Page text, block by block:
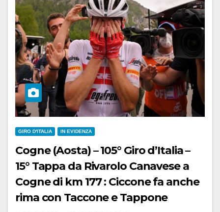
GIRO D'ITALIA IN EVIDENZA
Cogne (Aosta) – 105° Giro d’Italia –
15° Tappa da Rivarolo Canavese a
Cogne di km 177 : Ciccone fa anche
rima con Taccone e Tappone